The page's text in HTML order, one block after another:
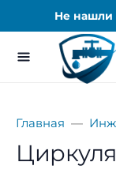
Не нашли
Главная